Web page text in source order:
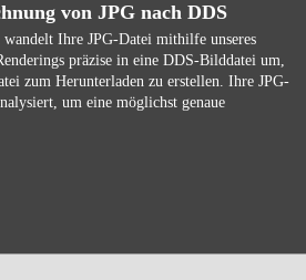
von JPG nach DDS
Ihre JPG-Datei mithilfe unseres
präzise in eine DDS-Bilddatei um,
zum Herunterladen zu erstellen. Ihre JPG-
um eine möglichst genaue